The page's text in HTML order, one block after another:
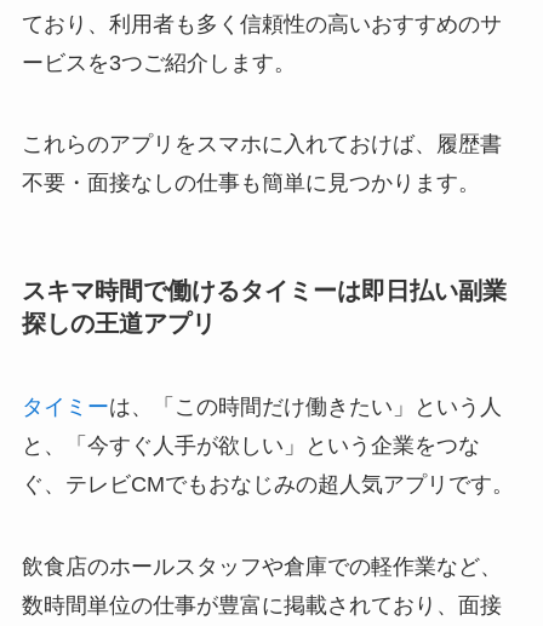
ており、利用者も多く信頼性の高いおすすめのサ
ービスを3つご紹介します。
これらのアプリをスマホに入れておけば、履歴書
不要・面接なしの仕事も簡単に見つかります。
スキマ時間で働けるタイミーは即日払い副業
探しの王道アプリ
タイミーは、「この時間だけ働きたい」という人
と、「今すぐ人手が欲しい」という企業をつな
ぐ、テレビCMでもおなじみの超人気アプリです。
飲食店のホールスタッフや倉庫での軽作業など、
数時間単位の仕事が豊富に掲載されており、面接